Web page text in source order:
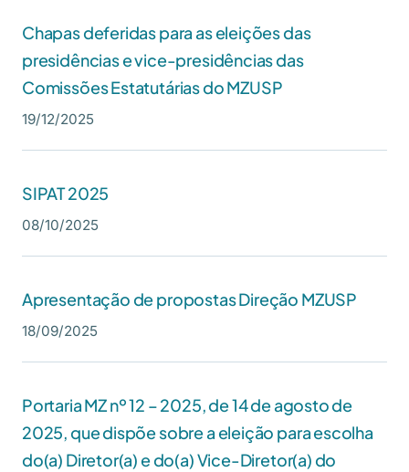
Chapas deferidas para as eleições das
presidências e vice-presidências das
Comissões Estatutárias do MZUSP
19/12/2025
SIPAT 2025
08/10/2025
Apresentação de propostas Direção MZUSP
18/09/2025
Portaria MZ nº 12 – 2025, de 14 de agosto de
2025, que dispõe sobre a eleição para escolha
do(a) Diretor(a) e do(a) Vice-Diretor(a) do